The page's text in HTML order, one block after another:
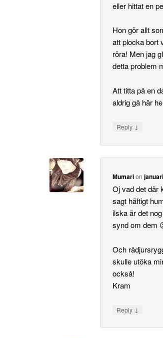
eller hittat en
Hon gör allt
att plocka bort
röra! Men jag
detta problem
Att titta på en
aldrig gå här
Reply ↓
Mumarion
Oj vad det där
sagt häftigt
ilska är det
synd om dem
Och
skulle utöka
också!
Kram
Reply ↓